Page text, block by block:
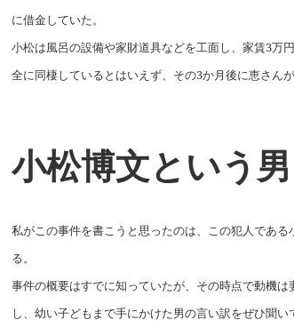
に借金していた。
小松は風呂の設備や家財道具などを工面し、家賃3万
全に同棲しているとはいえず、その3か月後に恵さん
小松博文という男
私がこの事件を書こうと思ったのは、この犯人であ
る。
事件の概要はすでに知っていたが、その時点で動機
し、幼い子どもまで手にかけた男の言い訳をぜひ聞い